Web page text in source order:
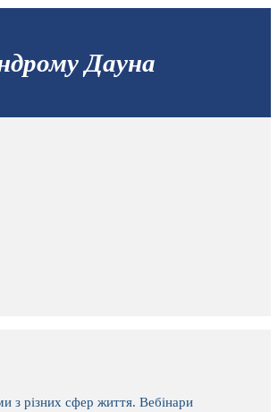
Дауна
з різних сфер життя. Вебінари